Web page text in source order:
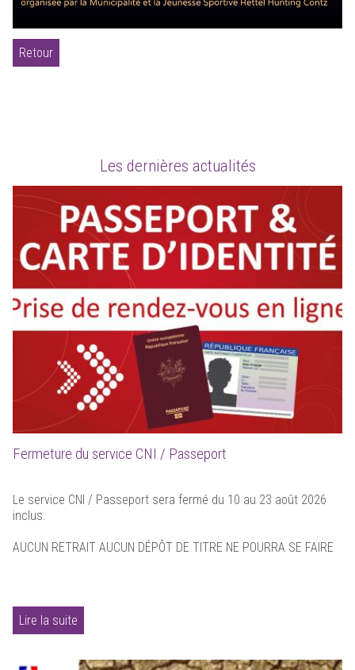
Retour
Les dernières actualités
Fermeture du service CNI / Passeport
Le service CNI / Passeport sera fermé du 10 au 23 août 2026
inclus.
AUCUN RETRAIT AUCUN DÉPÔT DE TITRE NE POURRA SE FAIRE
Lire la suite